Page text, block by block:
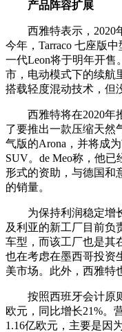
产品阵容扩展
西雅特表示，2020
今年，Tarraco 七座版
一代Leon将于明年开售
市，电动模式下的续航
搭载轻度混动技术，但
西雅特将在2020年
了要推出一款压缩天然
气版的Arona，并将成
SUV。de Meo称，他
形式的资助，与德国和
的销量。
为保持利润稳定增
及利亚的新工厂目前负
车型，而该工厂也是其
也在考虑在墨西哥投资
美市场。此外，西雅特
按照西班牙会计原
欧元，同比增长21%。
1.16亿欧元，主要是因